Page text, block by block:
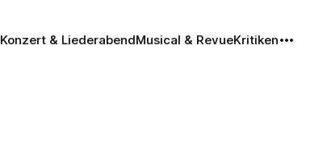
Konzert & LiederabendMusical & RevueKritiken